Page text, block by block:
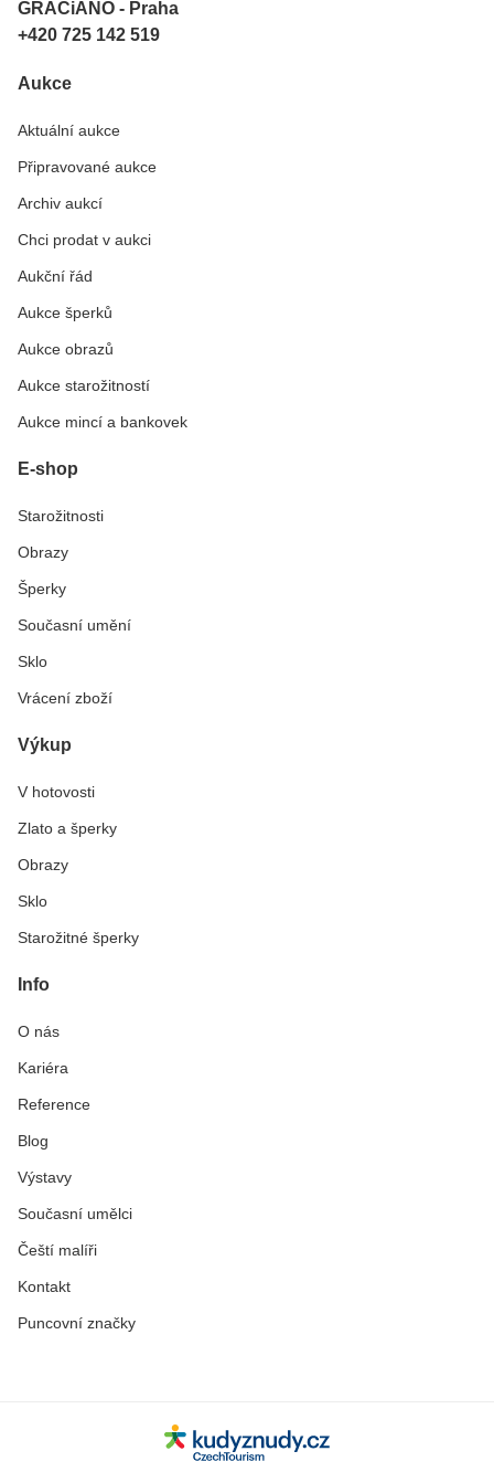
GRACiANO - Praha
+420 725 142 519
Aukce
Aktuální aukce
Připravované aukce
Archiv aukcí
Chci prodat v aukci
Aukční řád
Aukce šperků
Aukce obrazů
Aukce starožitností
Aukce mincí a bankovek
E-shop
Starožitnosti
Obrazy
Šperky
Současní umění
Sklo
Vrácení zboží
Výkup
V hotovosti
Zlato a šperky
Obrazy
Sklo
Starožitné šperky
Info
O nás
Kariéra
Reference
Blog
Výstavy
Současní umělci
Čeští malíři
Kontakt
Puncovní značky